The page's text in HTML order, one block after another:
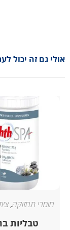
אולי גם זה יכול
חומרי תחזוקה,
טבליות